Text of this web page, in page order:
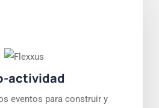
actividad
eventos para construir y